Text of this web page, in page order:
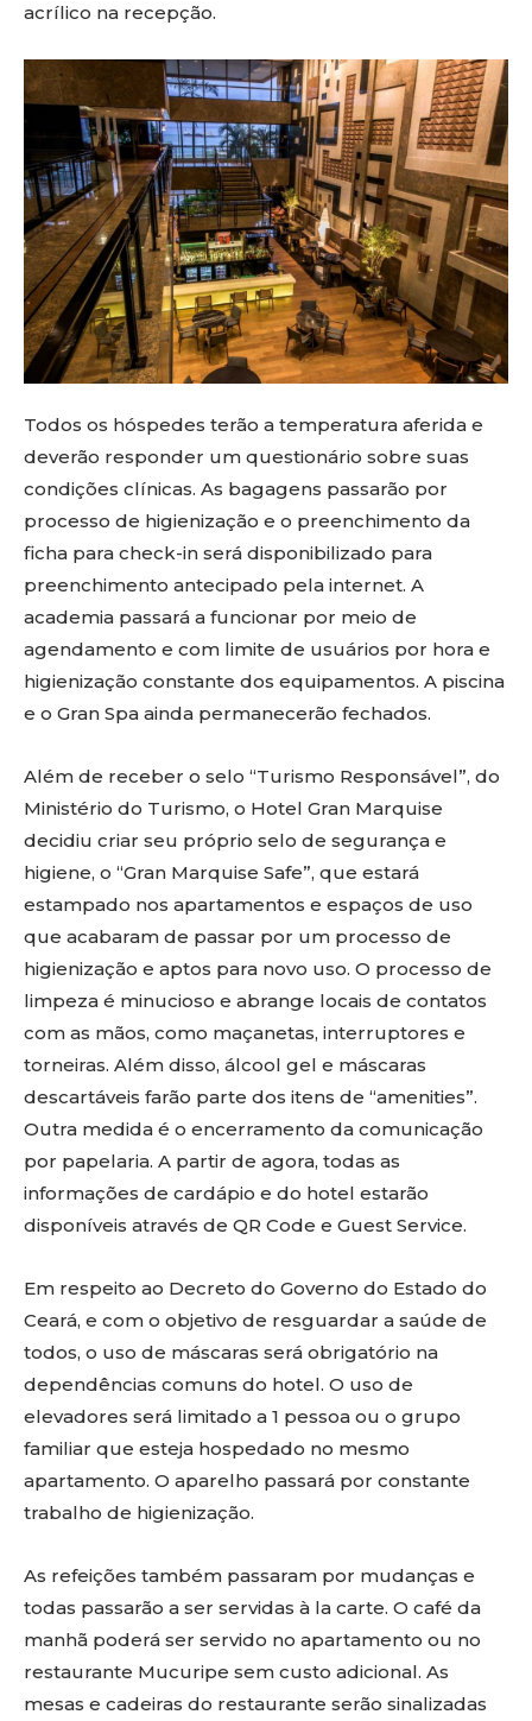
acrílico na recepção.
Todos os hóspedes terão a temperatura aferida e
deverão responder um questionário sobre suas
condições clínicas. As bagagens passarão por
processo de higienização e o preenchimento da
ficha para check-in será disponibilizado para
preenchimento antecipado pela internet. A
academia passará a funcionar por meio de
agendamento e com limite de usuários por hora e
higienização constante dos equipamentos. A piscina
e o Gran Spa ainda permanecerão fechados.
Além de receber o selo “Turismo Responsável”, do
Ministério do Turismo, o Hotel Gran Marquise
decidiu criar seu próprio selo de segurança e
higiene, o “Gran Marquise Safe”, que estará
estampado nos apartamentos e espaços de uso
que acabaram de passar por um processo de
higienização e aptos para novo uso. O processo de
limpeza é minucioso e abrange locais de contatos
com as mãos, como maçanetas, interruptores e
torneiras. Além disso, álcool gel e máscaras
descartáveis farão parte dos itens de “amenities”.
Outra medida é o encerramento da comunicação
por papelaria. A partir de agora, todas as
informações de cardápio e do hotel estarão
disponíveis através de QR Code e Guest Service.
Em respeito ao Decreto do Governo do Estado do
Ceará, e com o objetivo de resguardar a saúde de
todos, o uso de máscaras será obrigatório na
dependências comuns do hotel. O uso de
elevadores será limitado a 1 pessoa ou o grupo
familiar que esteja hospedado no mesmo
apartamento. O aparelho passará por constante
trabalho de higienização.
As refeições também passaram por mudanças e
todas passarão a ser servidas à la carte. O café da
manhã poderá ser servido no apartamento ou no
restaurante Mucuripe sem custo adicional. As
mesas e cadeiras do restaurante serão sinalizadas